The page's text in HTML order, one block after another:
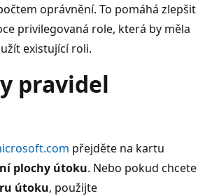
oprávnění. To pomáhá zlepšit
privilegovaná role, která by měla
existující roli.
pravidel
přejděte na kartu
plochy útoku. Nebo pokud chcete
útoku, použijte